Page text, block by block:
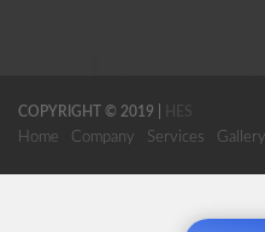
COPYRIGHT © 2019 |
Home Company Services Gallery